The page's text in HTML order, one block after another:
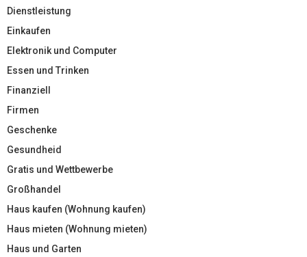
Dienstleistung
Einkaufen
Elektronik und Computer
Essen und Trinken
Finanziell
Firmen
Geschenke
Gesundheid
Gratis und Wettbewerbe
Großhandel
Haus kaufen (Wohnung kaufen)
Haus mieten (Wohnung mieten)
Haus und Garten